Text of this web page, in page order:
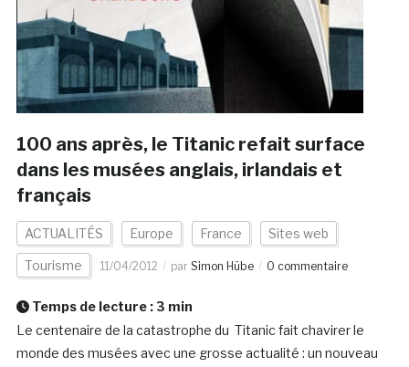
100 ans après, le Titanic refait surface
dans les musées anglais, irlandais et
français
ACTUALITÉS Europe France Sites web
Tourisme 11/04/2012 par Simon Hübe 0 commentaire
Temps de lecture : 3 min
Le centenaire de la catastrophe du Titanic fait chavirer le
monde des musées avec une grosse actualité : un nouveau